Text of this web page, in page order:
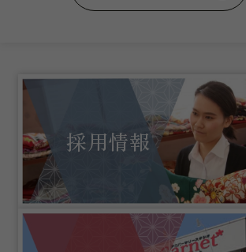
採用情報